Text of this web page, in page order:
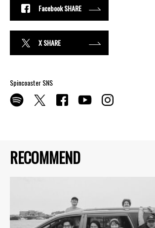
RECOMMEND
Facebook SHARE
X SHARE
Spincoaster SNS